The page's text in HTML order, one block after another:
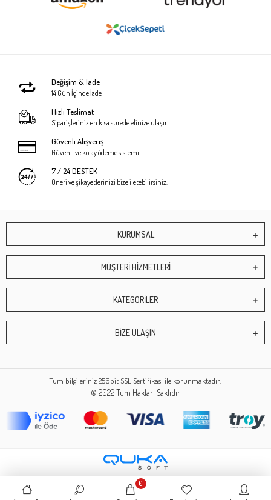
Değişim & İade
14 Gün İçinde İade
Hızlı Teslimat
Siparişleriniz en kısa sürede elinize ulaşır.
Güvenli Alışveriş
Güvenli ve kolay ödeme sistemi
7 / 24 DESTEK
Öneri ve şikayetlerinizi bize iletebilirsiniz.
KURUMSAL
MÜŞTERİ HİZMETLERİ
KATEGORİLER
BİZE ULAŞIN
Tüm bilgileriniz 256bit SSL Sertifikası ile korunmaktadır.
© 2022Tüm Hakları Saklıdır
0